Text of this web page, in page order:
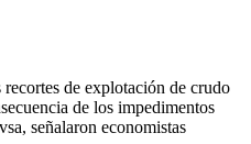
de explotación de crudo
de los impedimentos
señalaron economistas